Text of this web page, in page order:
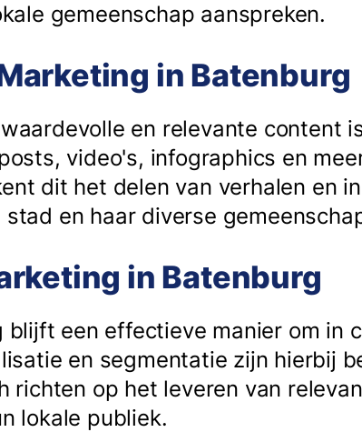
gemeenschap aanspreken.
in Batenburg
en relevante content
video's, infographics en
dit het delen van verhalen en
en haar diverse
in Batenburg
blijft een effectieve manier om in
en segmentatie zijn hierbij
richten op het leveren van
lokale publiek.